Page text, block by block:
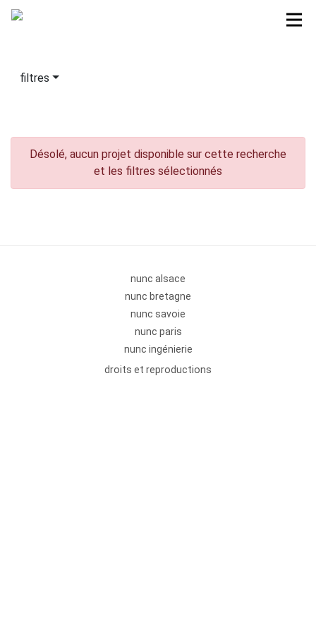
filtres
Désolé, aucun projet disponible sur cette recherche
et les filtres sélectionnés
nunc alsace
nunc bretagne
nunc savoie
nunc paris
nunc ingénierie
droits et reproductions